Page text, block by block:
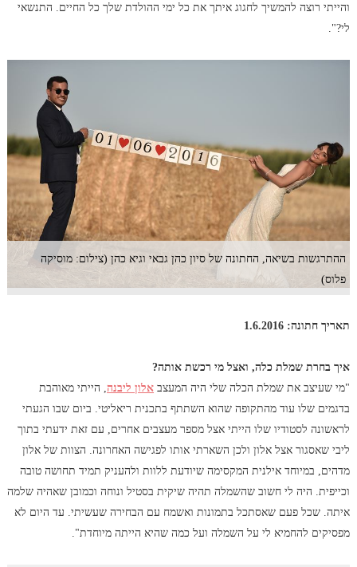
והייתי רוצה להמשיך לחגוג איתך את כל ימי ההולדת שלך כל החיים. התנשאי
לי?".
ההתרגשות בשיאה, החתונה של סיון כהן גבאי וגיא כהן (צילום: מוסיקה
פלוס)
תאריך חתונה: 1.6.2016
איך בחרת שמלת כלה, ואצל מי רכשת אותה?
"מי שעיצב את שמלת הכלה שלי היה המעצב אלון ליבנה, הייתי מאוהבת
בדגמים שלו עוד מהתקופה שהוא השתתף בתכנית ריאליטי. ביום שבו הגעתי
לראשונה לסטודיו שלו הייתי אצל מספר מעצבים אחרים, עם זאת ידעתי בתוך
ליבי שאסגור אצל אלון ולכן השארתי אותו לפגישה האחרונה. הצוות של אלון
מדהים, במיוחד אילנית המקסימה שיודעת ללוות ולהעניק תמיד תחושה טובה
וכייפית. היה לי חשוב שהשמלה תהיה שיקית בסטיל ונוחה וכמובן שאהיה שלמה
איתה. שכל פעם שאסתכל בתמונות ואשמח עם הבחירה שעשיתי. עד היום לא
מפסיקים להחמיא לי על השמלה ועל כמה שהיא הייתה מיוחדת".